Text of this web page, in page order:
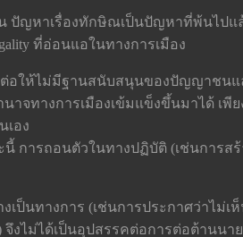
ปัญหาเรื่องทักษิณเป็นปัญหาที่พ้นไปแล้ว
ที่อ่อนแอในทางการเมือง
อให้ไม่มีฐานสนับสนุนของปัญญาชน
าจทางการเมืองเข้มแข็งขึ้นมาได้ เพี
เอง
การถอนตัวในทางปฏิบัติ (เช่นการสร้
เป็นทางการ (เช่นการประกาศว่าไม่
งไม่ได้เป็นอุปสรรคต่อการต่อต้านนา